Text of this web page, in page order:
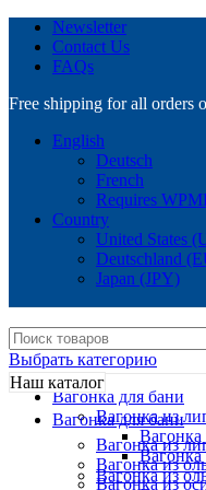
Newsletter
Contact Us
FAQs
Free shipping for all orders
English
Deutsch
French
Requires
Country
United States
Deutschland
Japan (JPY)
Выбрать категорию
Вагонка для бани
Вагонка из
Вагонка из
Наш каталог
Вагонка для бани
Вагонка из
Вагонка из
Вагонка из